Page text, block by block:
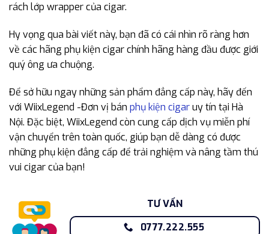
rách lớp wrapper của cigar.
Hy vọng qua bài viết này, bạn đã có cái nhìn rõ ràng hơn
về các hãng phụ kiện cigar chính hãng hàng đầu được giới
quý ông ưa chuộng.
Để sở hữu ngay những sản phẩm đẳng cấp này, hãy đến
với WiixLegend -Đơn vị bán phụ kiện cigaruy tín tại Hà
Nội. Đặc biệt, WiixLegend còn cung cấp dịch vụ miễn phí
vận chuyển trên toàn quốc, giúp bạn dễ dàng có được
những phụ kiện đẳng cấp để trải nghiệm và nâng tầm thú
vui cigar của bạn!
TƯ VẤN
0777.222.555